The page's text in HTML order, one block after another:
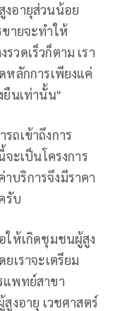
งอายุส่วนน้อย
ขายจะทำให้
วดเร็วก็ตาม เรา
หลักการเพียงแค่
ยืนเท่านั้น"
ถเข้าถึงการ
จะเป็นโครงการ
บริการจึงมีราคา
รับ
ให้เกิดชุมชนผู้สูง
เราจะเตรียม
แพทย์สาขา
งอายุ เวชศาสตร์